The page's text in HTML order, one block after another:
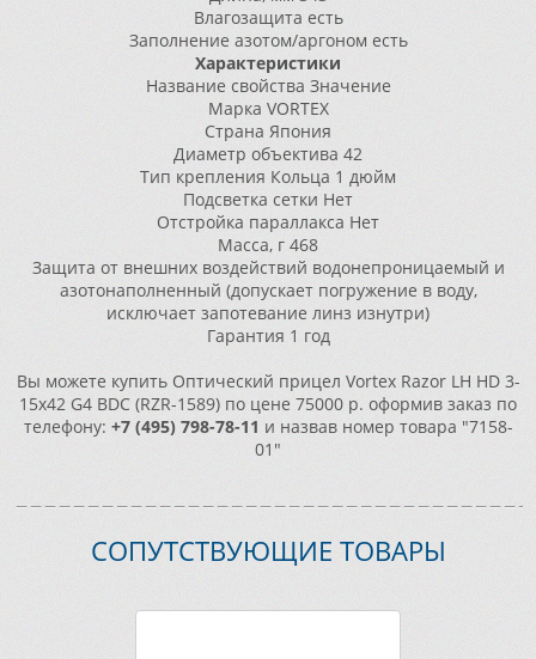
Влагозащита есть
Заполнение азотом/аргоном есть
Характеристики
Название свойства Значение
Марка VORTEX
Страна Япония
Диаметр объектива 42
Тип крепления Кольца 1 дюйм
Подсветка сетки Нет
Отстройка параллакса Нет
Масса, г 468
Защита от внешних воздействий водонепроницаемый и
азотонаполненный (допускает погружение в воду,
исключает запотевание линз изнутри)
Гарантия 1 год
Вы можете купить Оптический прицел Vortex Razor LH HD 3-
15x42 G4 BDC (RZR-1589) по цене 75000 р. оформив заказ по
телефону: +7 (495) 798-78-11 и назвав номер товара "7158-
01"
СОПУТСТВУЮЩИЕ ТОВАРЫ